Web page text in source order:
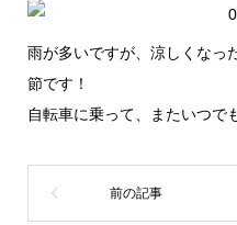
雨が多いですが、涼しくなっ
節です！
自転車に乗って、またいつで